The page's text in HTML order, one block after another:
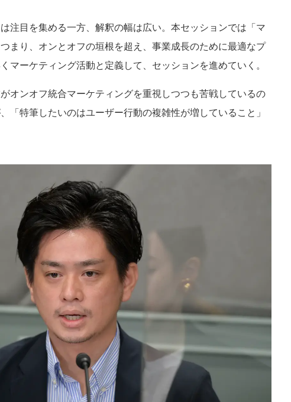
注目を集める一方、解釈の幅は広い。本セッションでは「マ
まり、オンとオフの垣根を超え、事業成長のために最適なプ
マーケティング活動と定義して、セッションを進めていく。
オンオフ統合マーケティングを重視しつつも苦戦しているの
「特筆したいのはユーザー行動の複雑性が増していること」